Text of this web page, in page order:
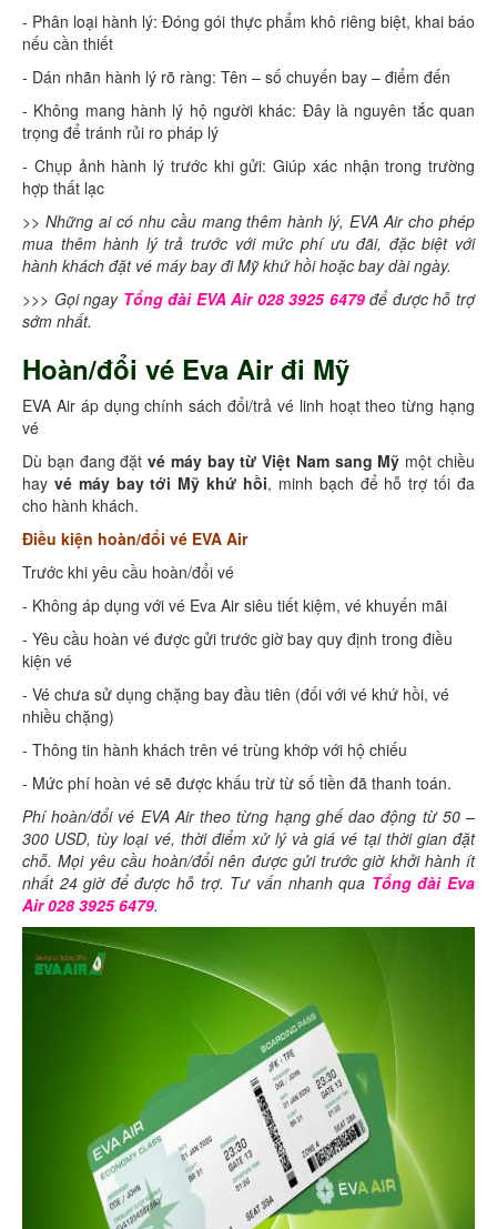
- Phân loại hành lý: Đóng gói thực phẩm khô riêng biệt, khai báo
nếu cần thiết
- Dán nhãn hành lý rõ ràng: Tên – số chuyến bay – điểm đến
- Không mang hành lý hộ người khác: Đây là nguyên tắc quan
trọng để tránh rủi ro pháp lý
- Chụp ảnh hành lý trước khi gửi: Giúp xác nhận trong trường
hợp thất lạc
>> Những ai có nhu cầu mang thêm hành lý, EVA Air cho phép
mua thêm hành lý trả trước với mức phí ưu đãi, đặc biệt với
hành khách đặt vé máy bay đi Mỹ khứ hồi hoặc bay dài ngày.
>>> Gọi ngay Tổng đài EVA Air 028 3925 6479để được hỗ trợ
sớm nhất.
Hoàn/đổi vé Eva Air đi Mỹ
EVA Air áp dụng chính sách đổi/trả vé linh hoạt theo từng hạng
vé
Dù bạn đang đặtvé máy bay từ Việt Nam sang Mỹ một chiều
hay vé máy bay tới Mỹ khứ hồi, minh bạch để hỗ trợ tối đa
cho hành khách.
Điều kiện hoàn/đổi vé EVA Air
Trước khi yêu cầu hoàn/đổi vé
- Không áp dụng với vé Eva Air siêu tiết kiệm, vé khuyến mãi
- Yêu cầu hoàn vé được gửi trước giờ bay quy định trong điều
kiện vé
- Vé chưa sử dụng chặng bay đầu tiên (đối với vé khứ hồi, vé
nhiều chặng)
- Thông tin hành khách trên vé trùng khớp với hộ chiếu
- Mức phí hoàn vé sẽ được khấu trừ từ số tiền đã thanh toán.
Phí hoàn/đổi vé EVA Air theo từng hạng ghế dao động từ 50 –
300 USD, tùy loại vé, thời điểm xử lý và giá vé tại thời gian đặt
chỗ. Mọi yêu cầu hoàn/đổi nên được gửi trước giờ khởi hành ít
nhất 24 giờ để được hỗ trợ. Tư vấn nhanh qua Tổng đài Eva
Air 028 3925 6479.